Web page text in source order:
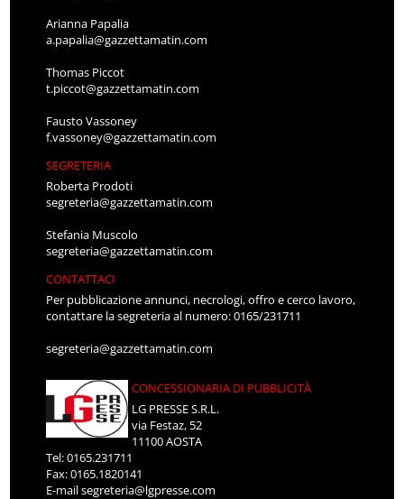
Arianna Papalia
a.papalia@gazzettamatin.com
Thomas Piccot
t.piccot@gazzettamatin.com
Fausto Vassoney
f.vassoney@gazzettamatin.com
SEGRETERIA
Roberta Prodoti
segreteria@gazzettamatin.com
Stefania Muscolo
segreteria@gazzettamatin.com
CONTATTACI
Per pubblicazione annunci, necrologi, offro e cerco lavoro,
contattare la segreteria al numero: 0165/231711
segreteria@gazzettamatin.com
CONCESSIONARIA DI PUBBLICITÀ
LG PRESSE S.R.L.
via Festaz, 52
11100 AOSTA
Tel: 0165.231711
Fax: 0165.1820141
E-mailsegreteria@lgpresse.com